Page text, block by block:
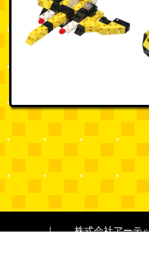
｜株式会社アーテ